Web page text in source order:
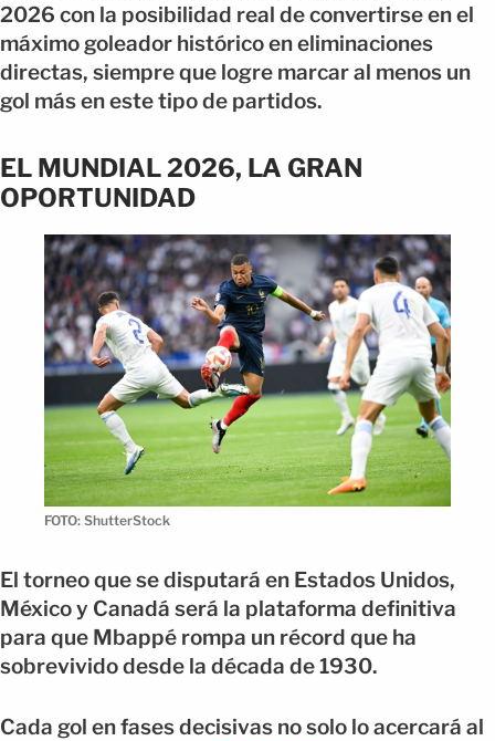
2026 con la posibilidad real de convertirse en el
máximo goleador histórico en eliminaciones
directas, siempre que logre marcar al menos un
gol más en este tipo de partidos.
EL MUNDIAL 2026, LA GRAN
OPORTUNIDAD
FOTO: ShutterStock
El torneo que se disputará en Estados Unidos,
México y Canadá será la plataforma definitiva
para que Mbappé rompa un récord que ha
sobrevivido desde la década de 1930.
Cada gol en fases decisivas no solo lo acercará al